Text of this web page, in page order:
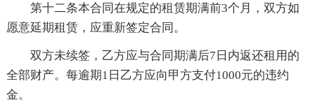
第十二条本合同在规定的租赁期满前3个月，双方如
愿意延期租赁，应重新签定合同。
双方未续签，乙方应与合同期满后7日内返还租用的
全部财产。每逾期1日乙方应向甲方支付1000元的违约
金。